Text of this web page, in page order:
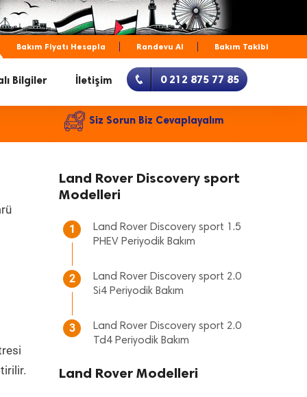
Bakım Fiyatı Hesapla Randevu Al Bakım Takibi
Bilgiler İletişim 0 212 875 77 85
Siz Sorun Biz Cevaplayalım
Land Rover Discovery sport
Modelleri
1
Land Rover Discovery sport 1.5
PHEV Periyodik Bakım
2
Land Rover Discovery sport 2.0
Si4 Periyodik Bakım
3
Land Rover Discovery sport 2.0
Td4 Periyodik Bakım
Land Rover Modelleri